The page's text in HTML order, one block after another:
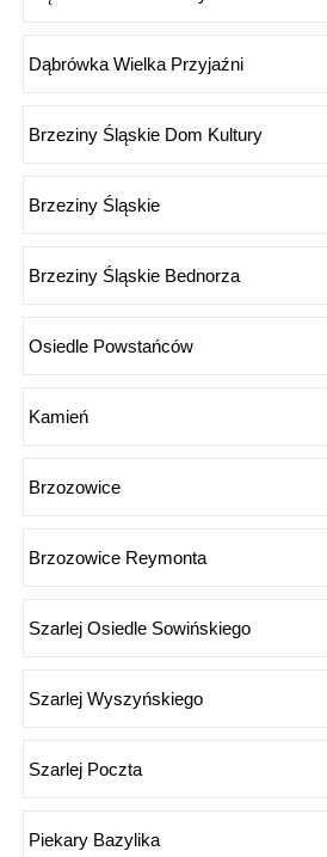
Dąbrówka Wielka Przyjaźni
Brzeziny Śląskie Dom Kultury
Brzeziny Śląskie
Brzeziny Śląskie Bednorza
Osiedle Powstańców
Kamień
Brzozowice
Brzozowice Reymonta
Szarlej Osiedle Sowińskiego
Szarlej Wyszyńskiego
Szarlej Poczta
Piekary Bazylika